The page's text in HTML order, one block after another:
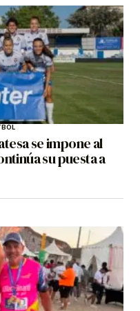
se impone al
su puesta a